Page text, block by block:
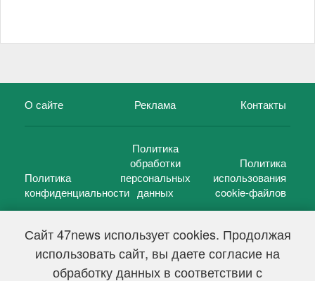
Сайт 47news использует cookies. Продолжая
использовать сайт, вы даете согласие на
обработку данных в соответствии с
О сайте Реклама Контакты
Политика
конфиденциальности
Политика
обработки
персональных
данных
Политика
использования
cookie-файлов
47 новостей (47 news)2005 — 2026 г.
Свидетельство о регистрации СМИ Эл № ФС 77-39848, выдано